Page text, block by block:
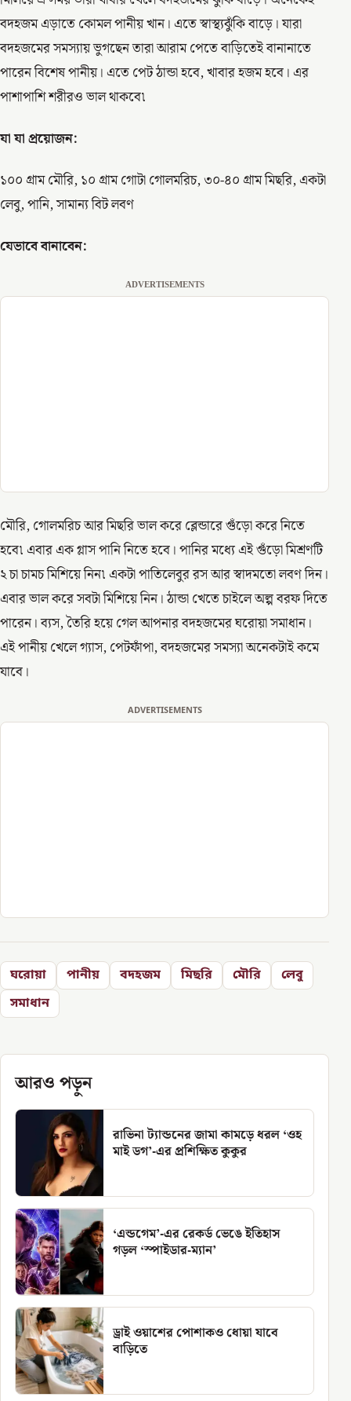
বদহজম এড়াতে কোমল পানীয় খান। এতে স্বাস্থ্যঝুঁকি বাড়ে। যারা
বদহজমের সমস্যায় ভুগছেন তারা আরাম পেতে বাড়িতেই বানানাতে
পারেন বিশেষ পানীয়। এতে পেট ঠান্ডা হবে, খাবার হজম হবে। এর
পাশাপাশি শরীরও ভাল থাকবে৷
যা যা প্রয়োজন:
১০০ গ্রাম মৌরি, ১০ গ্রাম গোটা গোলমরিচ, ৩০-৪০ গ্রাম মিছরি, একটা
লেবু, পানি, সামান্য বিট লবণ
যেভাবে বানাবেন:
ADVERTISEMENTS
মৌরি, গোলমরিচ আর মিছরি ভাল করে ব্লেন্ডারে গুঁড়ো করে নিতে
হবে৷ এবার এক গ্লাস পানি নিতে হবে। পানির মধ্যে এই গুঁড়ো মিশ্রণটি
২ চা চামচ মিশিয়ে নিন৷ একটা পাতিলেবুর রস আর স্বাদমতো লবণ দিন।
এবার ভাল করে সবটা মিশিয়ে নিন। ঠান্ডা খেতে চাইলে অল্প বরফ দিতে
পারেন। ব্যস, তৈরি হয়ে গেল আপনার বদহজমের ঘরোয়া সমাধান।
এই পানীয় খেলে গ্যাস, পেটফাঁপা, বদহজমের সমস্যা অনেকটাই কমে
যাবে।
ADVERTISEMENTS
ঘরোয়া পানীয় বদহজম মিছরি মৌরি
লেবু
সমাধান
আরও পড়ুন
রাভিনা ট্যান্ডনের জামা কামড়ে ধরল ‘ওহ
মাই ডগ’-এর প্রশিক্ষিত কুকুর
‘এন্ডগেম’-এর রেকর্ড ভেঙে ইতিহাস
গড়ল ‘স্পাইডার-ম্যান’
ড্রাই ওয়াশের পোশাকও ধোয়া যাবে
বাড়িতে